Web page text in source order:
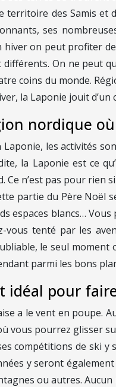
territoire des Samis
ses
on peut profiter
différents. On ne peut
coins du monde.
la Laponie jouit
nordique
Laponie, les activités
la Laponie est ce
n’est pas pour rien
partie du Père Noël
espaces blancs…
vous tenté par les
le seul
parmi les bons
idéal pour
a le vent en poupe.
vous pourrez glisser
compétitions de ski
y seront
ou autres.